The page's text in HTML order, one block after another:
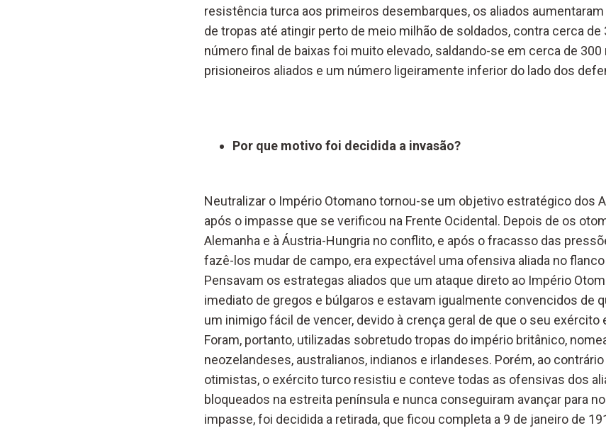
resistência turca aos primeiros desembarques, os aliados
de tropas até atingir perto de meio milhão de soldados, contra cerca
número final de baixas foi muito elevado, saldando-se em cerca de
prisioneiros aliados e um número ligeiramente inferior do lado dos
Por que motivo foi decidida a invasão?
Neutralizar o Império Otomano tornou-se um objetivo estratégico dos
após o impasse que se verificou na Frente Ocidental. Depois de os
Alemanha e à Áustria-Hungria no conflito, e após o fracasso das
fazê-los mudar de campo, era expectável uma ofensiva aliada no
Pensavam os estrategas aliados que um ataque direto ao Império
imediato de gregos e búlgaros e estavam igualmente convencidos de
um inimigo fácil de vencer, devido à crença geral de que o seu exército
Foram, portanto, utilizadas sobretudo tropas do império britânico,
neozelandeses, australianos, indianos e irlandeses. Porém, ao
otimistas, o exército turco resistiu e conteve todas as ofensivas dos
bloqueados na estreita península e nunca conseguiram avançar para
impasse, foi decidida a retirada, que ficou completa a 9 de janeiro de